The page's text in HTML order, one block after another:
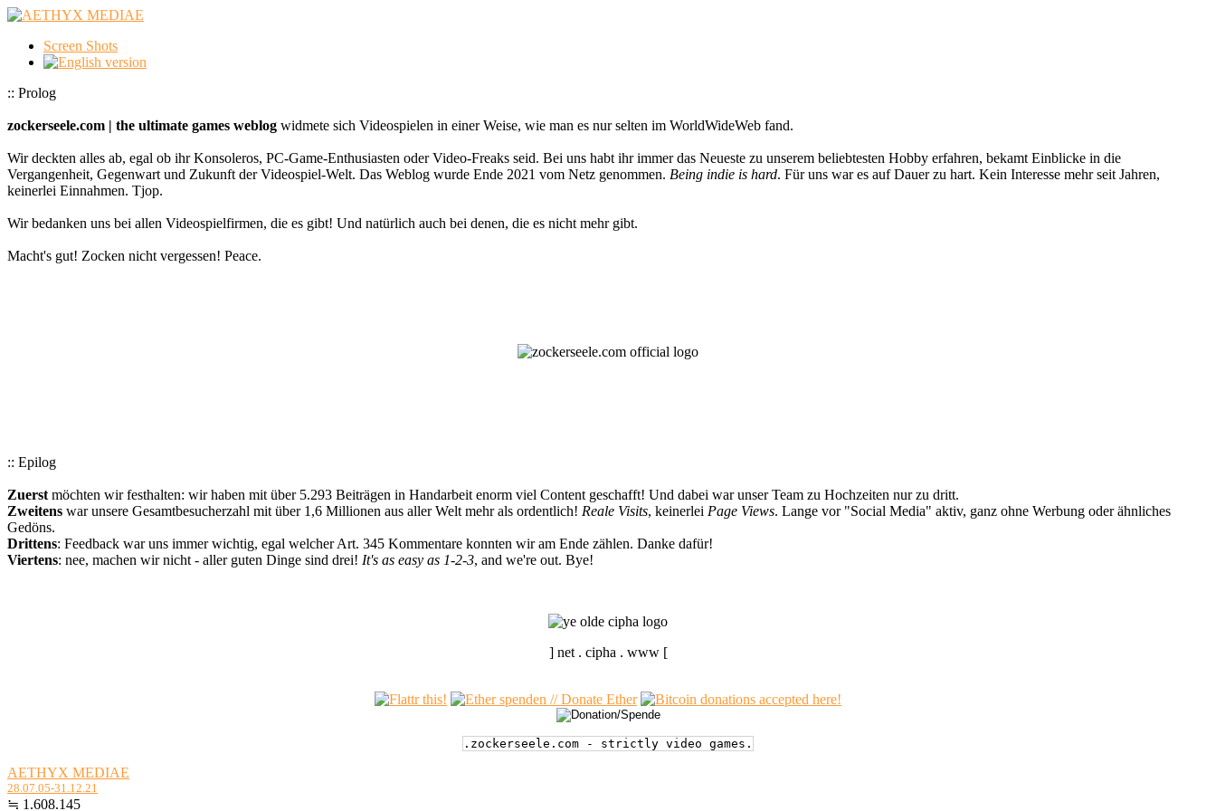
Screen Shots
:: Prolog
zockerseele.com | the ultimate games weblog widmete sich Videospielen in einer Weise, wie man es nur selten im WorldWideWeb fand.
Wir deckten alles ab, egal ob ihr Konsoleros, PC-Game-Enthusiasten oder Video-Freaks seid. Bei uns habt ihr immer das Neueste zu unserem beliebtesten Hobby erfahren, bekamt Einblicke in die
Vergangenheit, Gegenwart und Zukunft der Videospiel-Welt. Das Weblog wurde Ende 2021 vom Netz genommen. Being indie is hard. Für uns war es auf Dauer zu hart. Kein Interesse mehr seit Jahren,
keinerlei Einnahmen. Tjop.
Wir bedanken uns bei allen Videospielfirmen, die es gibt! Und natürlich auch bei denen, die es nicht mehr gibt.
Macht's gut! Zocken nicht vergessen! Peace.
:: Epilog
Zuerst möchten wir festhalten: wir haben mit über 5.293 Beiträgen in Handarbeit enorm viel Content geschafft! Und dabei war unser Team zu Hochzeiten nur zu dritt.
Zweitens war unsere Gesamtbesucherzahl mit über 1,6 Millionen aus aller Welt mehr als ordentlich! Reale Visits, keinerlei Page Views. Lange vor "Social Media" aktiv, ganz ohne Werbung oder ähnliches
Gedöns.
Drittens: Feedback war uns immer wichtig, egal welcher Art. 345 Kommentare konnten wir am Ende zählen. Danke dafür!
Viertens: nee, machen wir nicht - aller guten Dinge sind drei! It's as easy as 1-2-3, and we're out. Bye!
] net . cipha . www [
.zockerseele.com - strictly video games.
AETHYX MEDIAE
28.07.05-31.12.21
≒ 1.608.145